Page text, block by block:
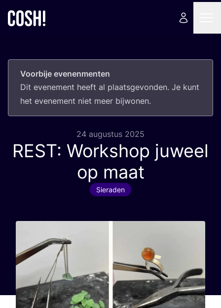
Voorbije evenenmenten
Dit eve­ne­ment heeft al plaats­ge­von­den. Je kunt
het eve­ne­ment niet meer bijwonen.
24 augustus 2025
REST: Workshop juweel
op maat
Sieraden